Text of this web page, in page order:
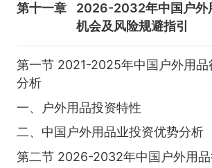
第十一章
2026-2032年中国户外
机会及风险规避指引
第一节 2021-2025年中国户外用品
分析
一、户外用品投资特性
二、中国户外用品业投资优势分析
第二节 2026-2032年中国户外用